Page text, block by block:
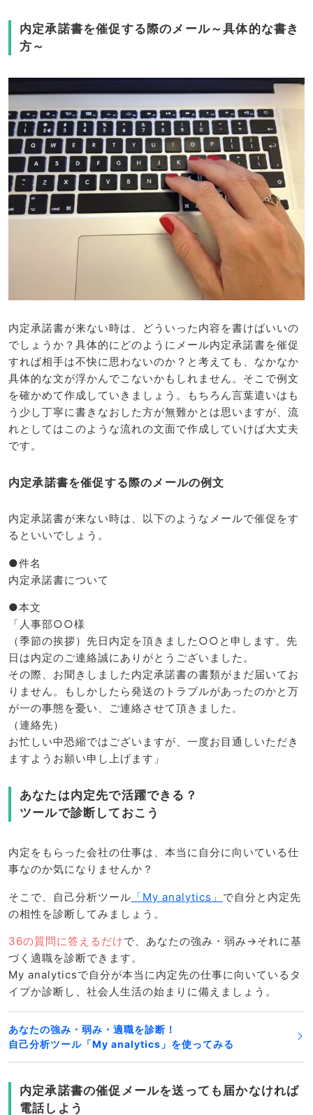
内定承諾書を催促する際のメール～具体的な書き
方～
内定承諾書が来ない時は、どういった内容を書けばいいの
でしょうか？具体的にどのようにメール内定承諾書を催促
すれば相手は不快に思わないのか？と考えても、なかなか
具体的な文が浮かんでこないかもしれません。そこで例文
を確かめて作成していきましょう。もちろん言葉遣いはも
う少し丁寧に書きなおした方が無難かとは思いますが、流
れとしてはこのような流れの文面で作成していけば大丈夫
です。
内定承諾書を催促する際のメールの例文
内定承諾書が来ない時は、以下のようなメールで催促をす
るといいでしょう。
●件名
内定承諾書について
●本文
「人事部○○様
（季節の挨拶）先日内定を頂きました○○と申します。先
日は内定のご連絡誠にありがとうございました。
その際、お聞きしました内定承諾書の書類がまだ届いてお
りません。もしかしたら発送のトラブルがあったのかと万
が一の事態を憂い、ご連絡させて頂きました。
（連絡先）
お忙しい中恐縮ではございますが、一度お目通しいただき
ますようお願い申し上げます」
あなたは内定先で活躍できる？
ツールで診断しておこう
内定をもらった会社の仕事は、本当に自分に向いている仕
事なのか気になりませんか？
そこで、自己分析ツール 「My analytics」 で自分と内定先
の相性を診断してみましょう。
36の質問に答えるだけで、あなたの強み・弱み→それに基
づく適職を診断できます。
My analyticsで自分が本当に内定先の仕事に向いているタ
イプか診断し、社会人生活の始まりに備えましょう。
あなたの強み・弱み・適職を診断！
自己分析ツール「My analytics」を使ってみる
内定承諾書の催促メールを送っても届かなければ
電話しよう